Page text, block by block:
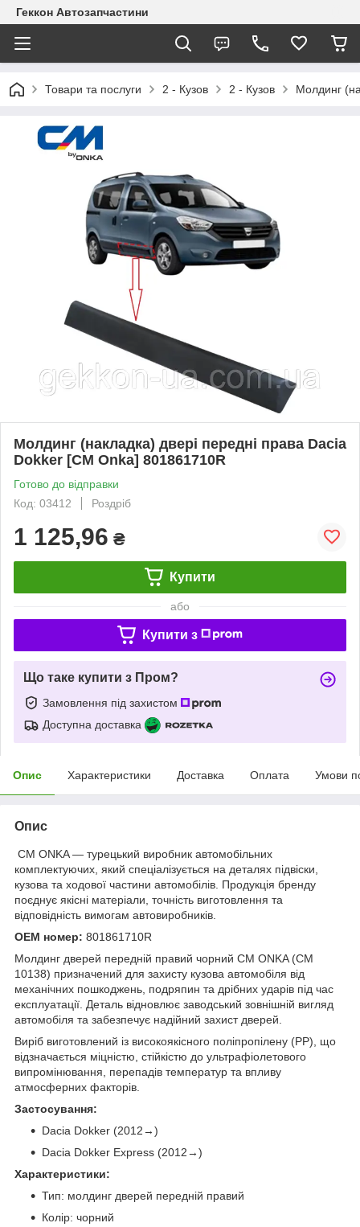
Геккон Автозапчастини
Товари та послуги 2 - Кузов 2 - Кузов Молдинг
Молдинг (накладка) двері передні права Dacia
Dokker [СМ Onka] 801861710R
Готово до відправки
Код: 03412
Роздріб
1 125,96 ₴
Купити
або
Купити з
Що таке купити з Пром?
Замовлення під захистом
Доступна доставка
Опис Характеристики Доставка Оплата Умови
Опис
CM ONKA — турецький виробник автомобільних
комплектуючих, який спеціалізується на деталях підвіски,
кузова та ходової частини автомобілів. Продукція бренду
поєднує якісні матеріали, точність виготовлення та
відповідність вимогам автовиробників.
OEM номер: 801861710R
Молдинг дверей передній правий чорний CM ONKA (CM
10138) призначений для захисту кузова автомобіля від
механічних пошкоджень, подряпин та дрібних ударів під час
експлуатації. Деталь відновлює заводський зовнішній вигляд
автомобіля та забезпечує надійний захист дверей.
Виріб виготовлений із високоякісного поліпропілену (PP), що
відзначається міцністю, стійкістю до ультрафіолетового
випромінювання, перепадів температур та впливу
атмосферних факторів.
Застосування:
Dacia Dokker (2012→)
Dacia Dokker Express (2012→)
Характеристики:
Тип: молдинг дверей передній правий
Колір: чорний